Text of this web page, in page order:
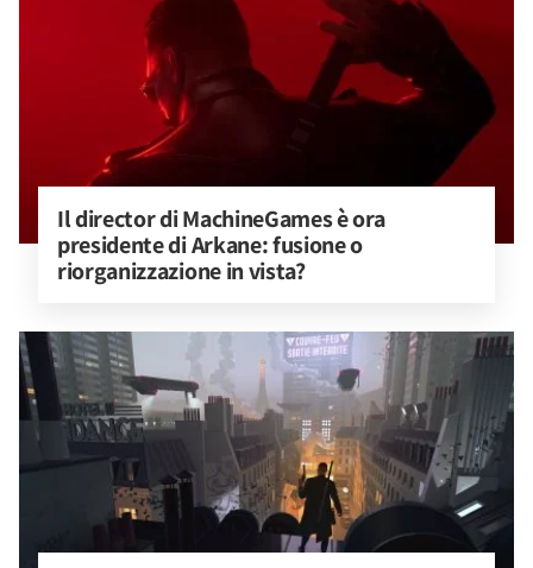
Il director di MachineGames è ora
presidente di Arkane: fusione o
riorganizzazione in vista?